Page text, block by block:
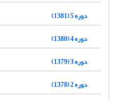
دوره 5 (1381)
دوره 4 (1380)
دوره 3 (1379)
دوره 2 (1378)